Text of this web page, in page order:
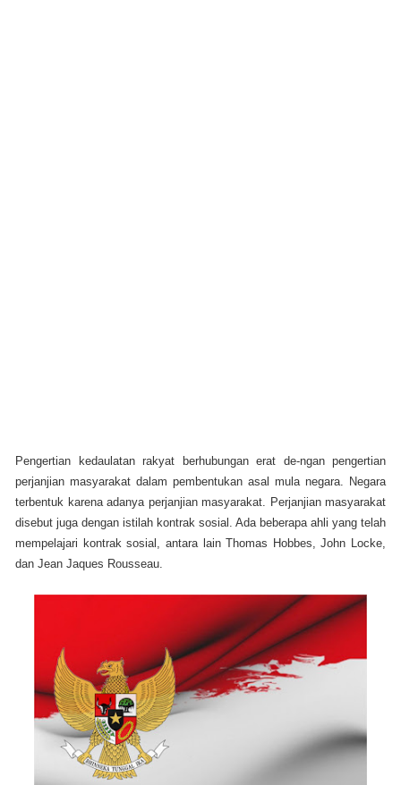
Pengertian kedaulatan rakyat berhubungan erat de-ngan pengertian
perjanjian masyarakat dalam pembentukan asal mula negara. Negara
terbentuk karena adanya perjanjian masyarakat. Perjanjian masyarakat
disebut juga dengan istilah kontrak sosial. Ada beberapa ahli yang telah
mempelajari kontrak sosial, antara lain Thomas Hobbes, John Locke,
dan Jean Jaques Rousseau.